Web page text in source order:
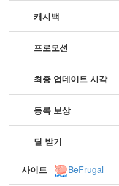
캐시백
프로모션
최종 업데이트 시각
등록 보상
딜 받기
사이트 BeFrugal